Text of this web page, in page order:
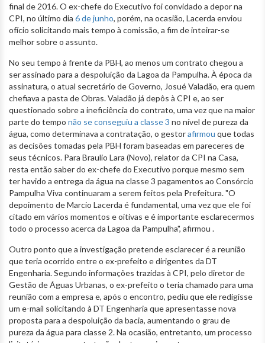
final de 2016. O ex-chefe do Executivo foi convidado a depor na
CPI, no último dia 6 de junho, porém, na ocasião, Lacerda enviou
ofício solicitando mais tempo à comissão, a fim de inteirar-se
melhor sobre o assunto.
No seu tempo à frente da PBH, ao menos um contrato chegou a
ser assinado para a despoluição da Lagoa da Pampulha. À época da
assinatura, o atual secretário de Governo, Josué Valadão, era quem
chefiava a pasta de Obras. Valadão já depôs à CPI e, ao ser
questionado sobre a ineficiência do contrato, uma vez que na maior
parte do tempo não se conseguiu a classe 3 no nível de pureza da
água, como determinava a contratação, o gestorafirmou que todas
as decisões tomadas pela PBH foram baseadas em pareceres de
seus técnicos. Para Braulio Lara (Novo), relator da CPI na Casa,
resta então saber do ex-chefe do Executivo porque mesmo sem
ter havido a entrega da água na classe 3 pagamentos ao Consórcio
Pampulha Viva continuaram a serem feitos pela Prefeitura. "O
depoimento de Marcio Lacerda é fundamental, uma vez que ele foi
citado em vários momentos e oitivas e é importante esclarecermos
todo o processo acerca da Lagoa da Pampulha", afirmou .
Outro ponto que a investigação pretende esclarecer é a reunião
que teria ocorrido entre o ex-prefeito e dirigentes da DT
Engenharia. Segundo informações trazidas à CPI, pelo diretor de
Gestão de Águas Urbanas, o ex-prefeito o teria chamado para uma
reunião com a empresa e, após o encontro, pediu que ele redigisse
um e-mail solicitando à DT Engenharia que apresentasse nova
proposta para a despoluição da bacia, aumentando o grau de
pureza da água para classe 2. Na ocasião, entretanto, um processo